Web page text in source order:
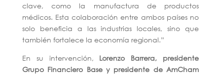
clave, como la manufactura de productos
médicos. Esta colaboración entre ambos países no
solo beneficia a las industrias locales, sino que
también fortalece la economía regional.”
En su intervención, Lorenzo Barrera, presidente
Grupo Financiero Base y presidente de AmCham